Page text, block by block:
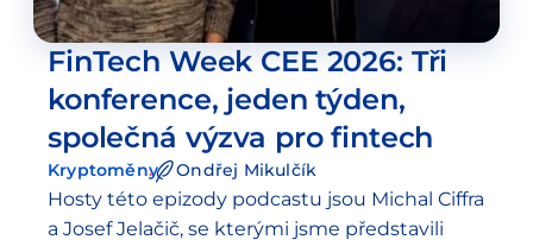
FinTech Week CEE 2026: Tři
konference, jeden týden,
společná výzva pro fintech
Kryptoměny Ondřej Mikulčík
Hosty této epizody podcastu jsou Michal Ciffra
a Josef Jelačič, se kterými jsme představili